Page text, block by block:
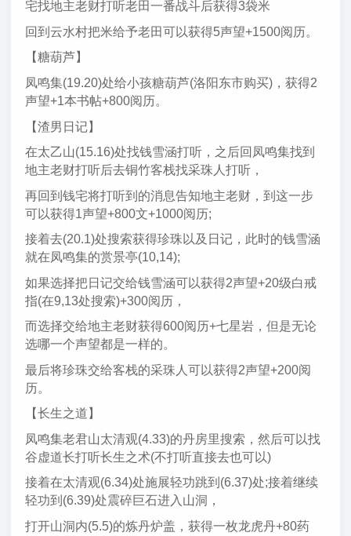
宅找地主老财打听老田一番战斗后获得3袋米
回到云水村把米给予老田可以获得5声望+1500阅历。
【糖葫芦】
凤鸣集(19.20)处给小孩糖葫芦(洛阳东市购买)，获得2
声望+1本书帖+800阅历。
【渣男日记】
在太乙山(15.16)处找钱雪涵打听，之后回凤鸣集找到
地主老财打听后去铜竹客栈找采珠人打听，
再回到钱宅将打听到的消息告知地主老财，到这一步
可以获得1声望+800文+1000阅历;
接着去(20.1)处搜索获得珍珠以及日记，此时的钱雪涵
就在凤鸣集的赏景亭(10,14);
如果选择把日记交给钱雪涵可以获得2声望+20级白戒
指(在9,13处搜索)+300阅历，
而选择交给地主老财获得600阅历+七星岩，但是无论
选哪一个声望都是一样的。
最后将珍珠交给客栈的采珠人可以获得2声望+200阅
历。
【长生之道】
凤鸣集老君山太清观(4.33)的丹房里搜索，然后可以找
谷虚道长打听长生之术(不打听直接去也可以)
接着在太清观(6.34)处施展轻功跳到(6.37)处;接着继续
轻功到(6.39)处震碎巨石进入山洞，
打开山洞内(5.5)的炼丹炉盖，获得一枚龙虎丹+80药